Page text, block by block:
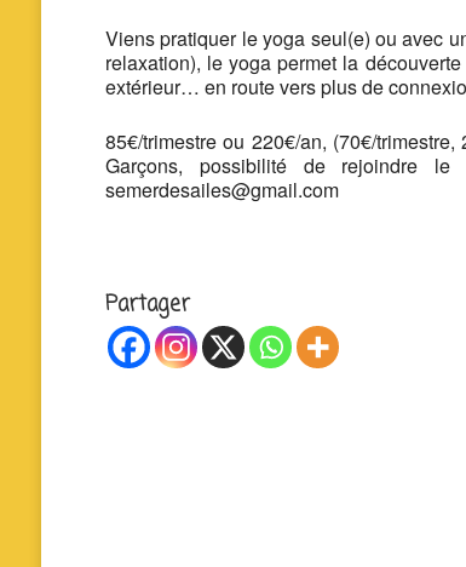
Viens pratiquer le yoga seul(e) ou avec
relaxation), le yoga permet la
extérieur… en route vers plus de
85€/trimestre ou 220€/an, (70€/
Garçons, possibilité de rejoindre
semerdesailes@gmail.com
Partager